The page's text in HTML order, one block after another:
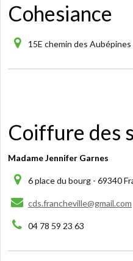
Cohesiance
15E chemin des
Coiffure des
Madame Jennifer Garnes
6 place du bourg - 69340
cds.francheville@gmail.com
04 78 59 23 63